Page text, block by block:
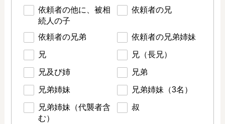
依頼者の他に、被相
続人の子
依頼者の兄
依頼者の兄弟 依頼者の兄弟姉妹
兄 兄（長兄）
兄及び姉 兄弟
兄弟姉妹 兄弟姉妹（3名）
兄弟姉妹（代襲者含
む）
叔